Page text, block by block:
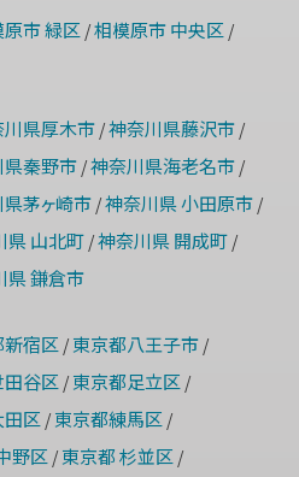
市 緑区/相模原市 中央区/
川県厚木市/神奈川県藤沢市/
秦野市/神奈川県海老名市/
茅ヶ崎市/神奈川県 小田原市/
県 山北町/神奈川県 開成町/
県 鎌倉市
新宿区/ 東京都八王子市/
田谷区/ 東京都足立区/
田区/ 東京都練馬区/
野区/ 東京都 杉並区/